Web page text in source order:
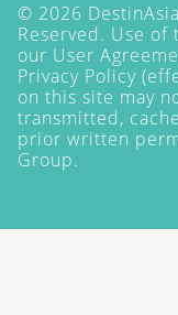
© 2026
Reserved. Use
our User
Privacy Policy
on this site may
transmitted,
prior written
Group.